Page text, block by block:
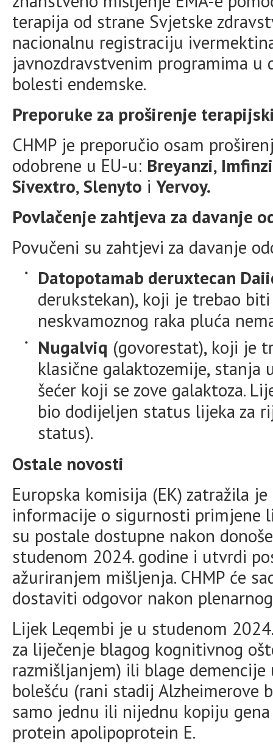
terapija od strane Svjetske
nacionalnu registraciju
javnozdravstvenim programima u
bolesti endemske.
Preporuke za proširenje
CHMP je preporučio osam
odobrene u EU-u: Breyanzi, Imfinzi
Sivextro,Slenyto i Yervoy.
Povlačenje zahtjeva za davanje
Povučeni su zahtjevi za davanje
Datopotamab deruxtecan
derukstekan), koji je trebao
neskvamoznog raka pluća
Nugalviq (govorestat), koji je
klasične galaktozemije,
šećer koji se zove galaktoza.
bio dodijeljen status lijeka za
status).
Ostale novosti
Europska komisija (EK) zatražila
informacije o sigurnosti primjene
su postale dostupne nakon
studenom 2024. godine i utvrdi
ažuriranjem mišljenja. CHMP će
dostaviti odgovor nakon
Lijek Leqembi je u studenom
za liječenje blagog kognitivnog
razmišljanjem) ili blage
bolešću (rani stadij Alzheimerove
samo jednu ili nijednu kopiju
protein apolipoprotein E.